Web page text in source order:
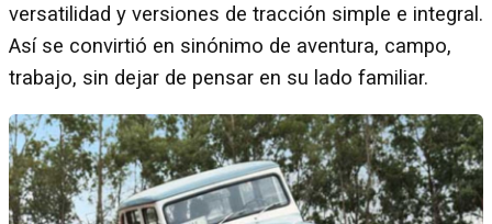
versatilidad y versiones de tracción simple e integral.
Así se convirtió en sinónimo de aventura, campo,
trabajo, sin dejar de pensar en su lado familiar.